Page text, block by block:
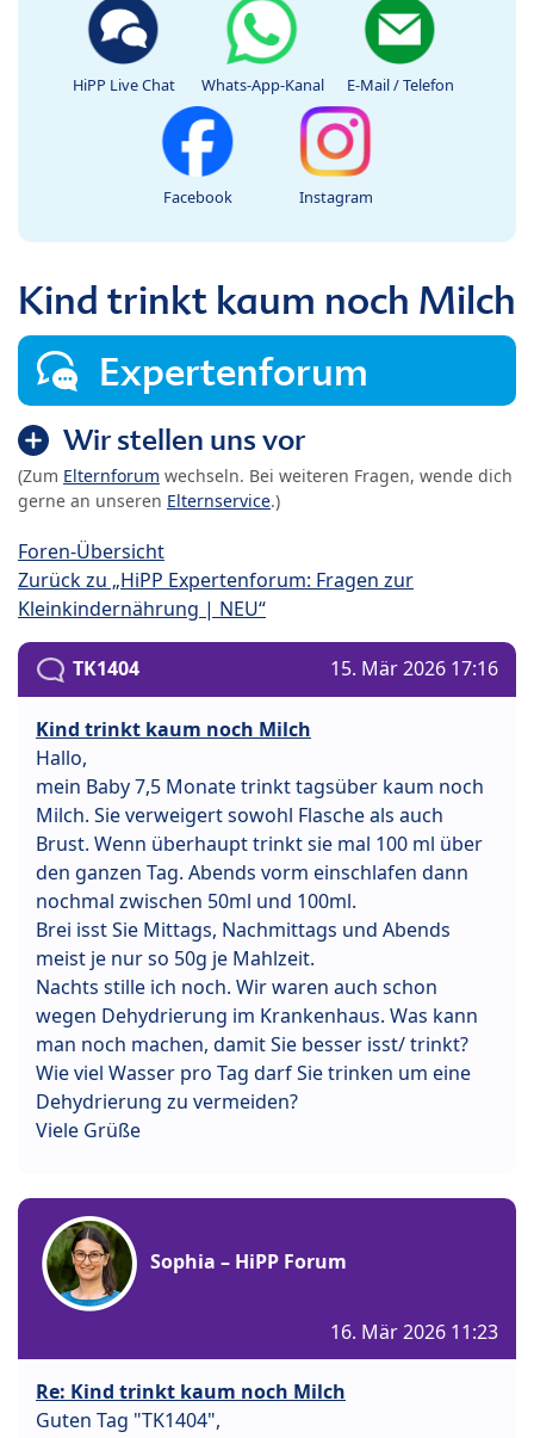
HiPP Live Chat Whats-App-Kanal E-Mail / Telefon
Facebook Instagram
Kind trinkt kaum noch Milch
Expertenforum
Wir stellen uns vor
(Zum Elternforum wechseln. Bei weiteren Fragen, wende dich
gerne an unseren Elternservice.)
Foren-Übersicht
Zurück zu „HiPP Expertenforum: Fragen zur
Kleinkindernährung | NEU“
TK1404 15. Mär 2026 17:16
Kind trinkt kaum noch Milch
Hallo,
mein Baby 7,5 Monate trinkt tagsüber kaum noch
Milch. Sie verweigert sowohl Flasche als auch
Brust. Wenn überhaupt trinkt sie mal 100 ml über
den ganzen Tag. Abends vorm einschlafen dann
nochmal zwischen 50ml und 100ml.
Brei isst Sie Mittags, Nachmittags und Abends
meist je nur so 50g je Mahlzeit.
Nachts stille ich noch. Wir waren auch schon
wegen Dehydrierung im Krankenhaus. Was kann
man noch machen, damit Sie besser isst/ trinkt?
Wie viel Wasser pro Tag darf Sie trinken um eine
Dehydrierung zu vermeiden?
Viele Grüße
Sophia – HiPP Forum
16. Mär 2026 11:23
Re: Kind trinkt kaum noch Milch
Guten Tag "TK1404",